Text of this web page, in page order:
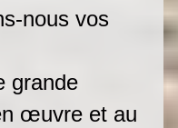
nous vos
grande
œuvre et au